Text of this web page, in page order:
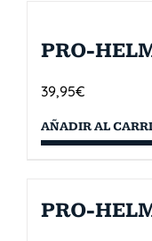
PRO-
39,95€
AÑADIR AL
PRO-